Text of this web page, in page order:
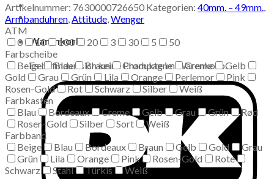
Warenkorb
Es befinden sich keine Produkte im Warenkorb.
Artikelnummer: 7630000726650 Kategorien: 40mm. – 49mm.,
Armbanduhren,Attitude,Wenger
ATM
0
10 100 20 3 30 5
50
Farbscheibe
Beige
Blau Braun Champagne Creme
Gelb
Gold
Grau Grün Lila Orange Perlemor
Pink
Rosen-Gold
Rot Schwarz Silber
Weiß
Farbkasten
Blau
Bordeaux Creme Gelb Grau Grün
Rød
Rosen-Gold
Silber Sort
Weiß
Farbband
Beige
Blau Bordeaux Braun Gelb Gold
Grau
Grün
Lila Orange Pink Rosen-Gold
Rote
Schwarz
Stahl Türkis
Weiß